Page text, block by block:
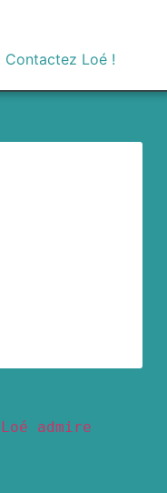
Contactez Loé !
admire